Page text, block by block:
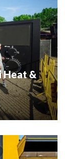
Heat &